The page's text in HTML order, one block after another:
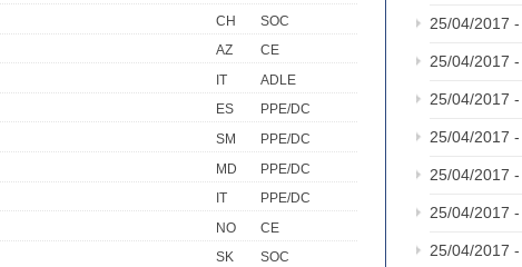
CH
SOC
AZ
CE
IT
ADLE
ES
PPE/DC
SM
PPE/DC
MD
PPE/DC
IT
PPE/DC
NO
CE
SK
SOC
25/04/2017 -
25/04/2017 -
25/04/2017 -
25/04/2017 -
25/04/2017 -
25/04/2017 -
25/04/2017 -